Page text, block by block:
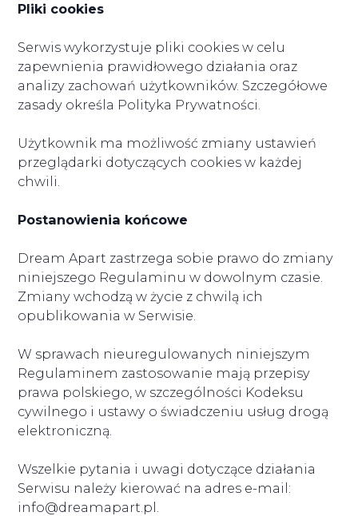
Pliki cookies
Serwis wykorzystuje pliki cookies w celu
zapewnienia prawidłowego działania oraz
analizy zachowań użytkowników. Szczegółowe
zasady określa Polityka Prywatności.
Użytkownik ma możliwość zmiany ustawień
przeglądarki dotyczących cookies w każdej
chwili.
Postanowienia końcowe
Dream Apart zastrzega sobie prawo do zmiany
niniejszego Regulaminu w dowolnym czasie.
Zmiany wchodzą w życie z chwilą ich
opublikowania w Serwisie.
W sprawach nieuregulowanych niniejszym
Regulaminem zastosowanie mają przepisy
prawa polskiego, w szczególności Kodeksu
cywilnego i ustawy o świadczeniu usług drogą
elektroniczną.
Wszelkie pytania i uwagi dotyczące działania
Serwisu należy kierować na adres e-mail:
info@dreamapart.pl.